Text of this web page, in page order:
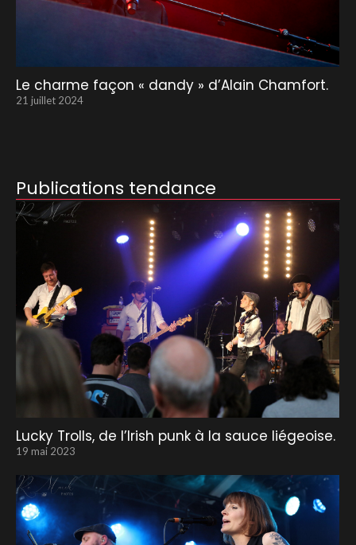
Le charme façon « dandy » d’Alain Chamfort.
21 juillet 2024
Publications tendance
Lucky Trolls, de l’Irish punk à la sauce liégeoise.
19 mai 2023